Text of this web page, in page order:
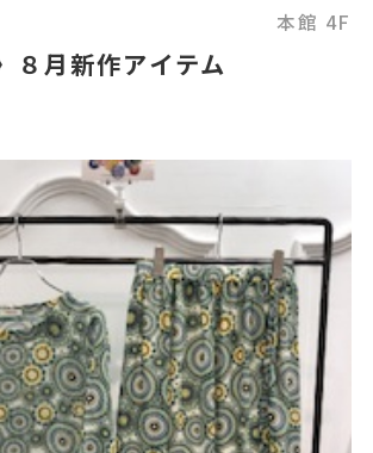
本館 4F
８月新作アイテム